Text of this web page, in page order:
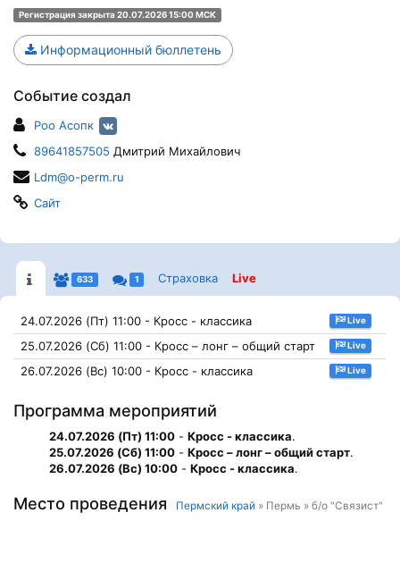
Регистрация закрыта 20.07.2026 15:00 МСК
Информационный бюллетень
Событие создал
Роо Асопк
89641857505 Дмитрий Михайлович
Ldm@o-perm.ru
Сайт
633 1 Страховка Live
24.07.2026 (Пт) 11:00 - Кросс - классика Live
25.07.2026 (Сб) 11:00 - Кросс – лонг – общий старт Live
26.07.2026 (Вс) 10:00 - Кросс - классика Live
Программа мероприятий
24.07.2026 (Пт) 11:00 - Кросс - классика.
25.07.2026 (Сб) 11:00 - Кросс – лонг – общий старт.
26.07.2026 (Вс) 10:00 - Кросс - классика.
Место проведения Пермский край » Пермь » б/о "Связист"